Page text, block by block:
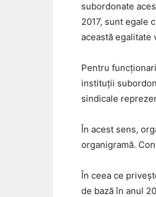
subordonate
2017, sunt egale
această egalitate
Pentru
instituții
sindicale
În acest sens,
organigramă.
În ceea ce
de bază în anul